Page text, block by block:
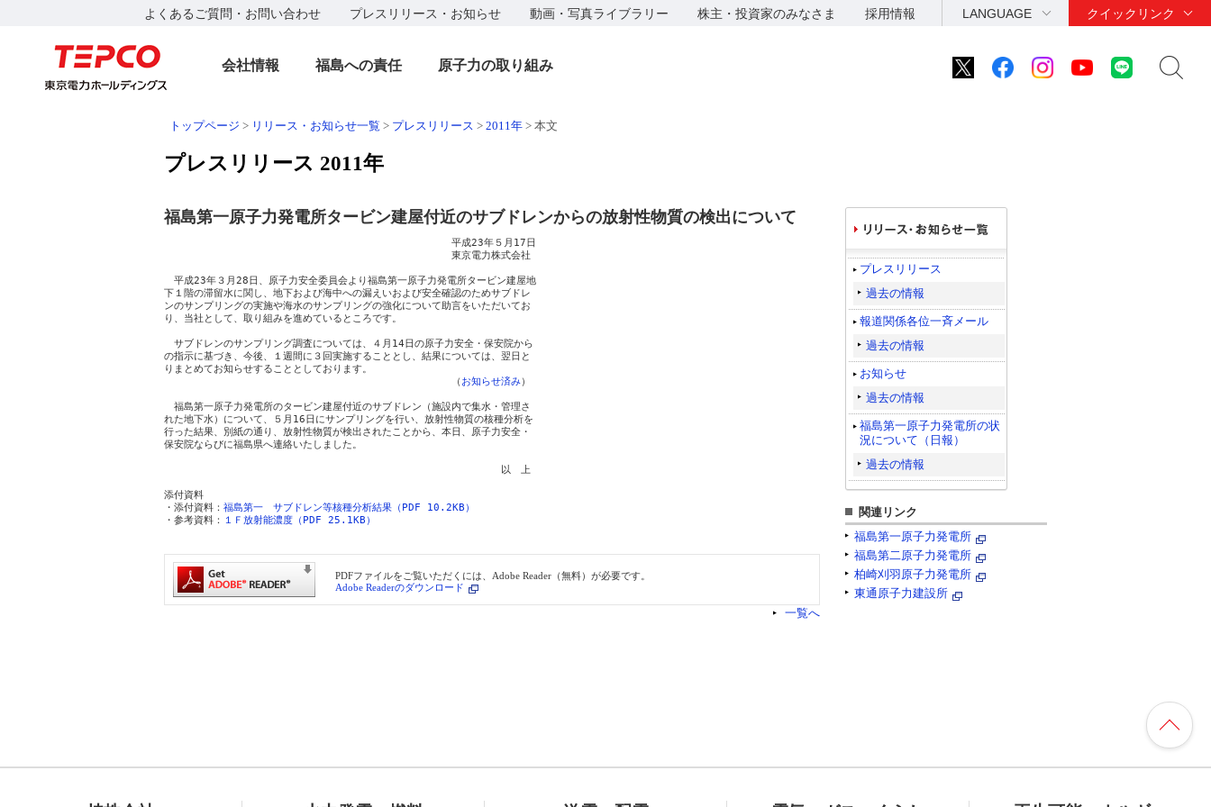
よくあるご質問・お問い合わせ プレスリリース・お知らせ 動画・写真ライブラリー 株主・投資家のみなさま 採用情報 LANGUAGE クイックリンク
会社情報 福島への責任 原子力の取り組み
トップページ > リリース・お知らせ一覧 > プレスリリース > 2011年 > 本文
プレスリリース 2011年
福島第一原子力発電所タービン建屋付近のサブドレンからの放射性物質の検出について
平成23年５月17日
東京電力株式会社
平成23年３月28日、原子力安全委員会より福島第一原子力発電所タービン建屋地
下１階の滞留水に関し、地下および海中への漏えいおよび安全確認のためサブドレ
ンのサンプリングの実施や海水のサンプリングの強化について助言をいただいてお
り、当社として、取り組みを進めているところです。
サブドレンのサンプリング調査については、４月14日の原子力安全・保安院から
の指示に基づき、今後、１週間に３回実施することとし、結果については、翌日と
りまとめてお知らせすることとしております。
（ お知らせ済み）
福島第一原子力発電所のタービン建屋付近のサブドレン（施設内で集水・管理さ
れた地下水）について、５月16日にサンプリングを行い、放射性物質の核種分析を
行った結果、別紙の通り、放射性物質が検出されたことから、本日、原子力安全・
保安院ならびに福島県へ連絡いたしました。
以　上
添付資料
・添付資料： 福島第一　サブドレン等核種分析結果（PDF 10.2KB）
・参考資料： １Ｆ放射能濃度（PDF 25.1KB）
PDFファイルをご覧いただくには、Adobe Reader（無料）が必要です。
Adobe Readerのダウンロード
一覧へ
プレスリリース
過去の情報
報道関係各位一斉メール
過去の情報
お知らせ
過去の情報
福島第一原子力発電所の状
況について（日報）
過去の情報
関連リンク
福島第一原子力発電所
福島第二原子力発電所
柏崎刈羽原子力発電所
東通原子力建設所